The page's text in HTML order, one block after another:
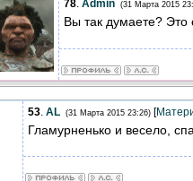
78. Admin (31 Марта 2015
Вы так думаете?
53. AL (31 Марта 2015 23:26) [
Гламурненько и весело,